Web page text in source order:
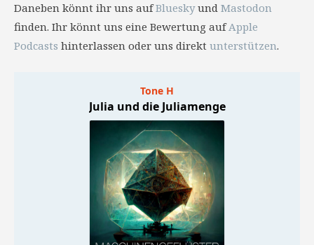
Daneben könnt ihr uns aufBlueskyund Mastodon
finden. Ihr könnt uns eine Bewertung aufApple
Podcasts hinterlassen oder uns direkt unterstützen.